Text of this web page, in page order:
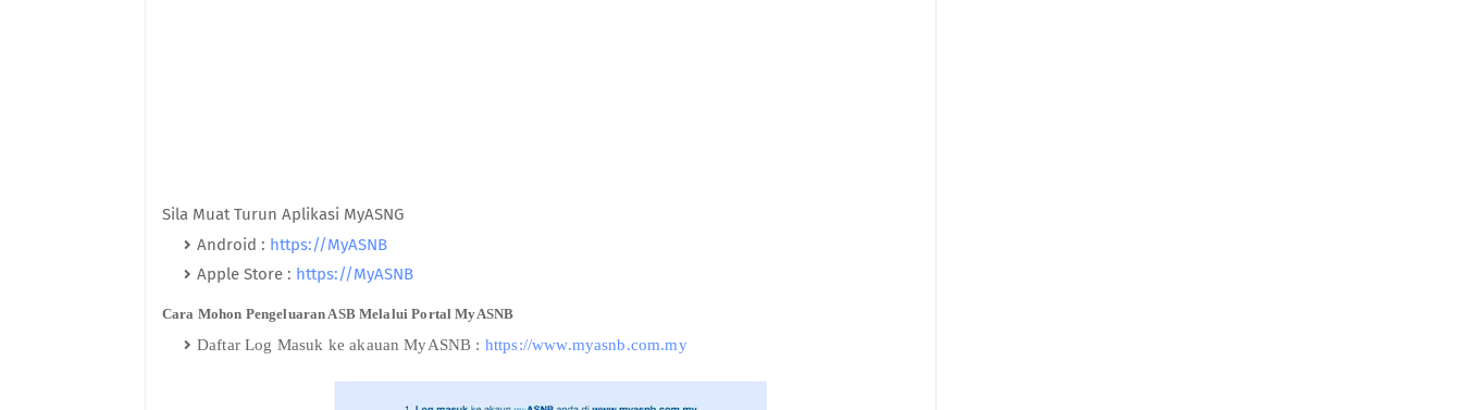
Sila Muat Turun Aplikasi MyASNG
Android : https://MyASNB
Apple Store : https://MyASNB
Cara Mohon Pengeluaran ASB Melalui Portal MyASNB
Daftar Log Masuk ke akauan MyASNB : https://www.myasnb.com.my